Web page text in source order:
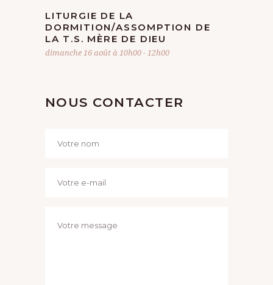
LITURGIE DE LA
DORMITION/ASSOMPTION DE
LA T.S. MÈRE DE DIEU
dimanche 16 août à 10h00-12h00
NOUS CONTACTER